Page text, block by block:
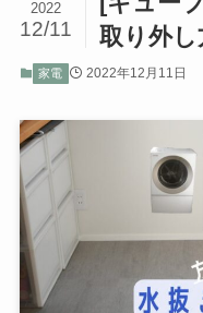
取り外し
2022
12/11
家電 2022年12月11日